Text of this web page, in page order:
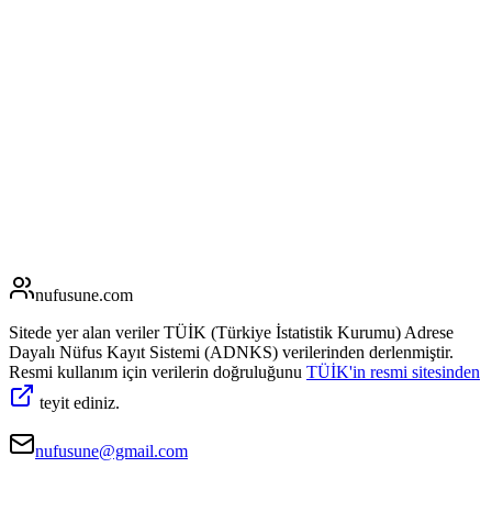
nufusune.com
Sitede yer alan veriler TÜİK (Türkiye İstatistik Kurumu) Adrese
Dayalı Nüfus Kayıt Sistemi (ADNKS) verilerinden derlenmiştir.
Resmi kullanım için verilerin doğruluğunu TÜİK'in resmi sitesinden
teyit ediniz.
nufusune@gmail.com